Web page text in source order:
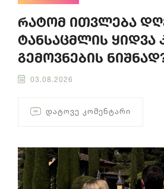
რატომ ითვლება
ტანსაცმლის ყიდვა
გემოვნების
03.08.2026
ᲓᲐᲢᲝᲕᲔ ᲙᲝᲛᲔᲜᲢᲐᲠᲘ